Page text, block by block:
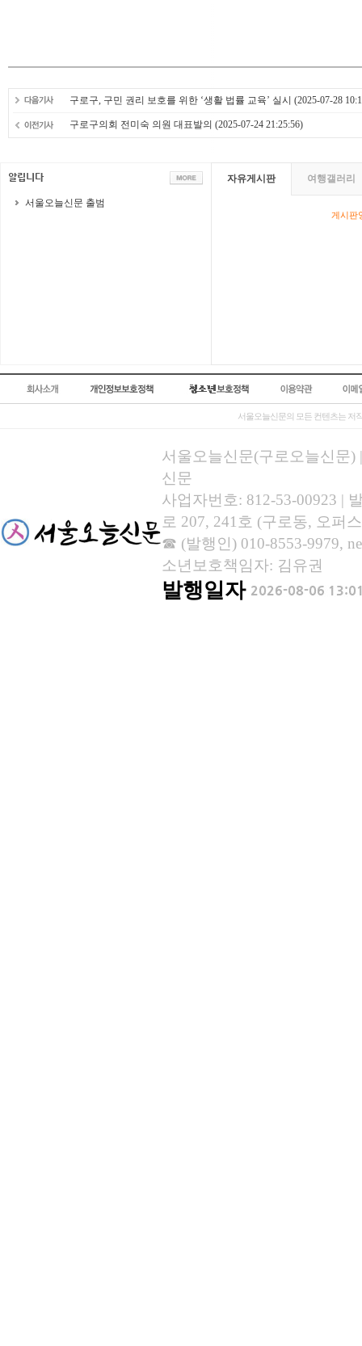
구로구, 구민 권리 보호를 위한 ‘생활 법률 교육’ 실시 (2025-07-28
구로구의회 전미숙 의원 대표발의 (2025-07-24 21:25:56)
서울오늘신문 출범
자유게시판 여행갤러리
게시판
서울오늘신문의 모든 컨텐츠는 저
서울오늘신문(구로오늘신문)
신문
사업자번호: 812-53-00923 |
로 207, 241호 (구로동, 오퍼
☎ (발행인) 010-8553-9979,
소년보호책임자: 김유권
발행일자